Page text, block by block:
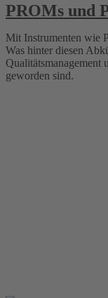
PROMs und
Mit Instrumenten wie
Was hinter diesen
Qualitätsmanagement
geworden sind.